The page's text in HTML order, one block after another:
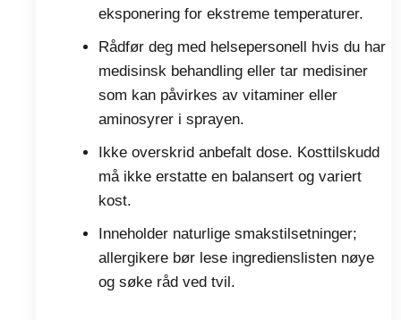
eksponering for ekstreme temperaturer.
Rådfør deg med helsepersonell hvis du har
medisinsk behandling eller tar medisiner
som kan påvirkes av vitaminer eller
aminosyrer i sprayen.
Ikke overskrid anbefalt dose. Kosttilskudd
må ikke erstatte en balansert og variert
kost.
Inneholder naturlige smakstilsetninger;
allergikere bør lese ingredienslisten nøye
og søke råd ved tvil.